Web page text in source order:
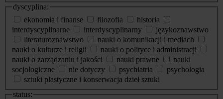
dyscyplina:
ekonomia i finanse
filozofia
historia
interdyscyplinarne
interdyscyplinarny
językoznawstwo
literaturoznawstwo
nauki o komunikacji i mediach
nauki o kulturze i religii
nauki o polityce i administracji
nauki o zarządzaniu i jakości
nauki prawne
nauki
socjologiczne
nie dotyczy psychiatria
psychologia
sztuki plastyczne i konserwacja dzieł sztuki
status: